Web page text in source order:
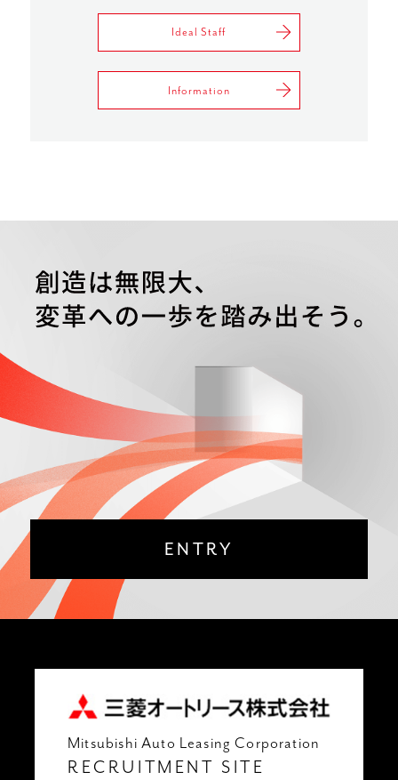
Ideal Staff
Information
ENTRY
Mitsubishi Auto Leasing Corporation
RECRUITMENT SITE